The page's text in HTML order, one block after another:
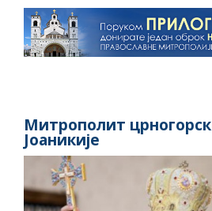
Митрополит
Јоаникије